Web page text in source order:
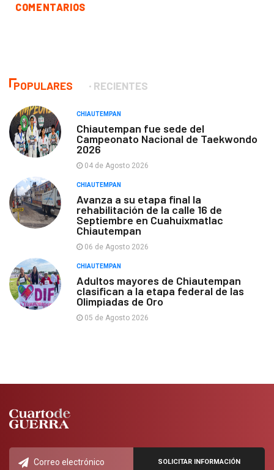
COMENTARIOS
POPULARES RECIENTES
CHIAUTEMPAN
Chiautempan fue sede del
Campeonato Nacional de Taekwondo
2026
04 de Agosto 2026
CHIAUTEMPAN
Avanza a su etapa final la
rehabilitación de la calle 16 de
Septiembre en Cuahuixmatlac
Chiautempan
06 de Agosto 2026
CHIAUTEMPAN
Adultos mayores de Chiautempan
clasifican a la etapa federal de las
Olimpiadas de Oro
05 de Agosto 2026